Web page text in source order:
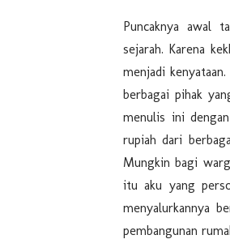
Puncaknya awal
sejarah. Karena
menjadi
berbagai pihak
menulis ini
rupiah dari
Mungkin bagi
itu aku yang
menyalurkannya
pembangunan